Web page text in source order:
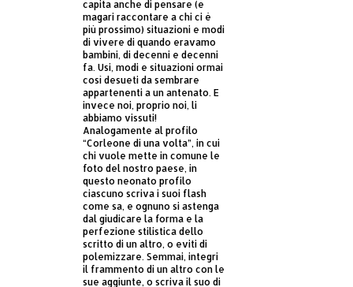
capita anche di pensare (e
magari raccontare a chi ci è
più prossimo) situazioni e modi
di vivere di quando eravamo
bambini, di decenni e decenni
fa. Usi, modi e situazioni ormai
così desueti da sembrare
appartenenti a un antenato. E
invece noi, proprio noi, li
abbiamo vissuti!
Analogamente al profilo
“Corleone di una volta”, in cui
chi vuole mette in comune le
foto del nostro paese, in
questo neonato profilo
ciascuno scriva i suoi flash
come sa, e ognuno si astenga
dal giudicare la forma e la
perfezione stilistica dello
scritto di un altro, o eviti di
polemizzare. Semmai, integri
il frammento di un altro con le
sue aggiunte, o scriva il suo di